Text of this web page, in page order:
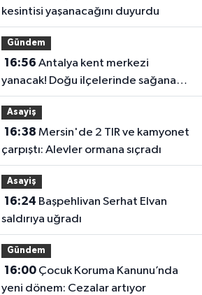
kesintisi yaşanacağını duyurdu
Gündem
16:56
yanacak! Doğu ilçelerinde sağanak
bekleniyor
Asayiş
16:38
çarpıştı: Alevler ormana sıçradı
Asayiş
16:24
saldırıya uğradı
Gündem
16:00Çocuk Koruma Kanunu’nda
yeni dönem: Cezalar artıyor